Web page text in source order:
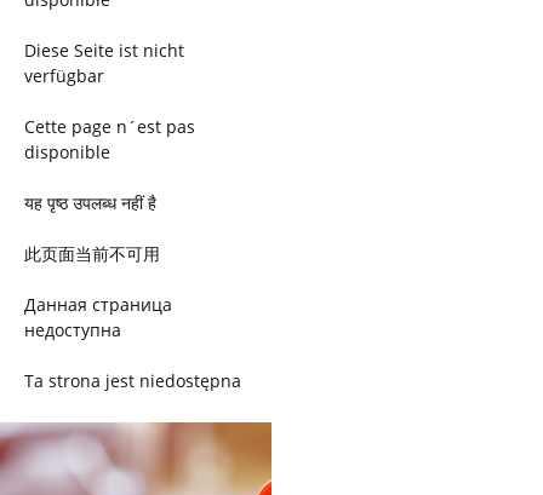
Diese Seite ist nicht
verfügbar
Cette page n´est pas
disponible
यह पृष्ठ उपलब्ध नहीं है
此页面当前不可用
Данная страница
недоступна
Ta strona jest niedostępna
Trang này không có
Esta página não está